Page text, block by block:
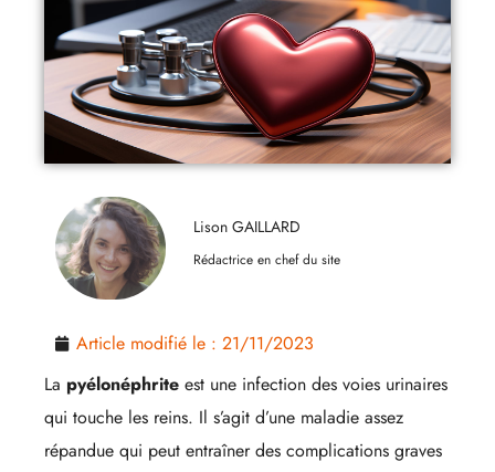
Lison GAILLARD
Rédactrice en chef du site
Article modifié le : 21/11/2023
La pyélonéphrite est une infection des voies urinaires
qui touche les reins. Il s’agit d’une maladie assez
répandue qui peut entraîner des complications graves